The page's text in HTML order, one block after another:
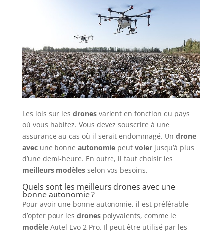
Les lois sur les drones varient en fonction du pays
où vous habitez. Vous devez souscrire à une
assurance au cas où il serait endommagé. Un drone
avec une bonne autonomie peut voler jusqu’à plus
d’une demi-heure. En outre, il faut choisir les
meilleurs modèles selon vos besoins.
Quels sont les meilleurs drones avec une
bonne autonomie ?
Pour avoir une bonne autonomie, il est préférable
d’opter pour les drones polyvalents, comme le
modèle Autel Evo 2 Pro. Il peut être utilisé par les